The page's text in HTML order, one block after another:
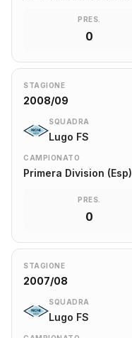
PRES.
0
STAGIONE
2008/09
SQUADRA
Lugo FS
CAMPIONATO
Primera Division (Esp)
PRES.
0
STAGIONE
2007/08
SQUADRA
Lugo FS